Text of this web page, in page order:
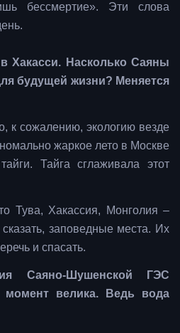
бессмертие». Эти слова
Хакасси. Насколько Саяны
будущей жизни? Меняется
к сожалению, экологию везде
жаркое лето в Москве
Тайга сглаживала этот
Тува, Хакассия, Монголия –
заповедные места. Их
и спасать.
Саяно-Шушенской ГЭС
велика. Ведь вода